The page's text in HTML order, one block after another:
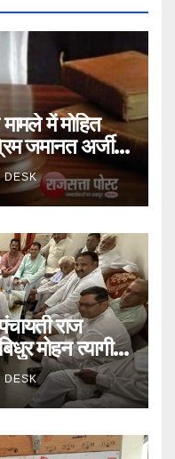
में मोहित
जमानत अर्जी
DESK
राज
मोहन त्यागी
DESK